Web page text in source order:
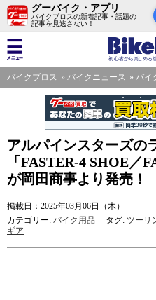
グーバイク・アプリ
バイクブロスの新着記事・話題の
記事を見逃さない！
バイクブロス バイクニュース バイ
アルパインスターズの
「FASTER-4 SHOE／
が岡田商事より発売！
掲載日：2025年03月06日（木）
カテゴリー: バイク用品 タグ: ツーリ
ギア